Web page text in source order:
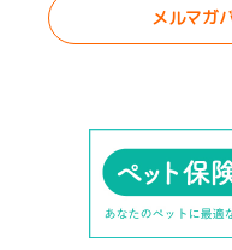
メルマガ